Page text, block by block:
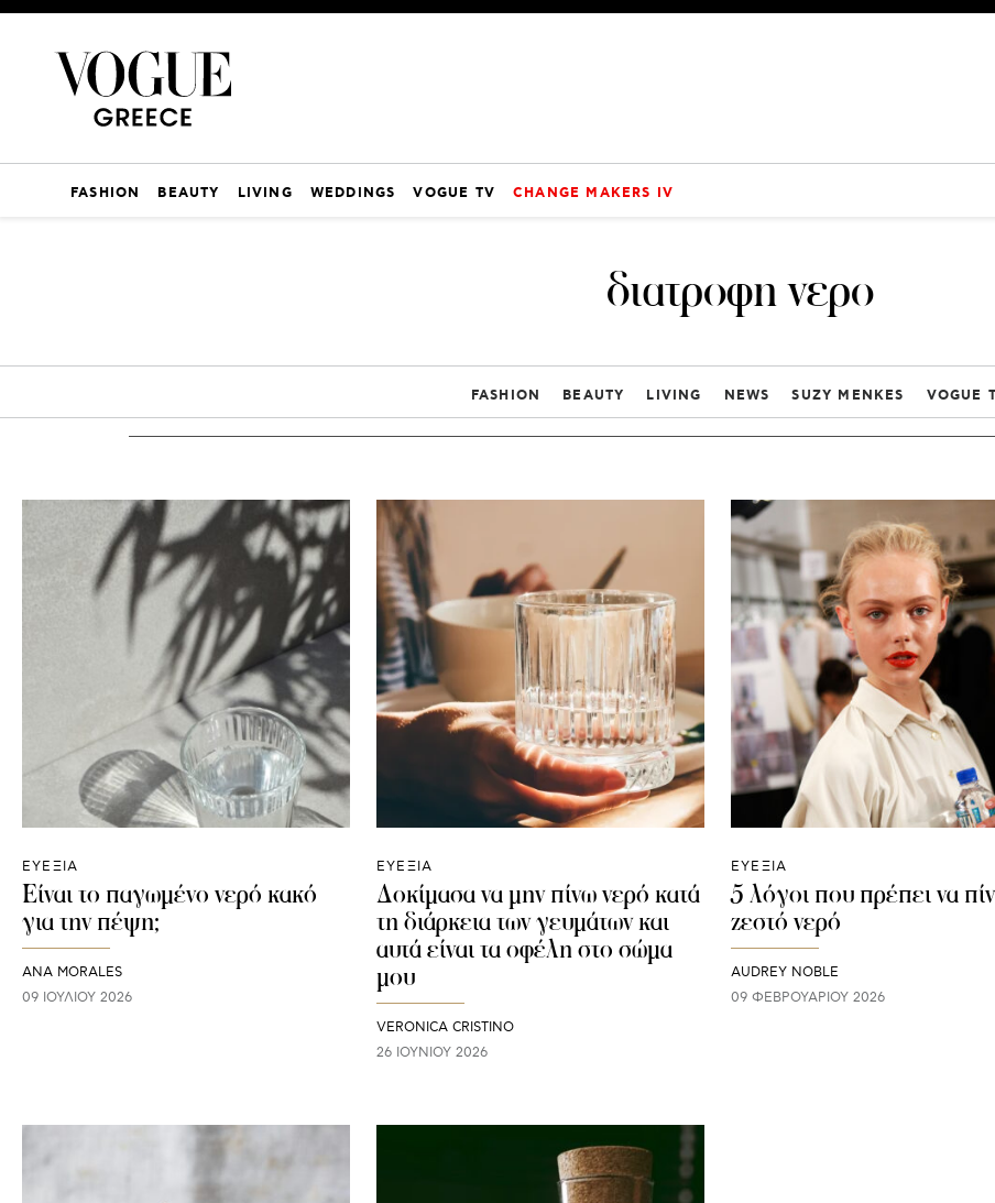
FASHION BEAUTY LIVING WEDDINGS VOGUE TV CHANGE MAKERS IV
διατροφη νερο
FASHION BEAUTY LIVING NEWS SUZY MENKES VOGUE
ΕΥΕΞΙΑ
Είναι το παγωμένο νερό κακό
για την πέψη;
ANA MORALES
09 ΙΟΥΛΊΟΥ 2026
ΕΥΕΞΙΑ
Δοκίμασα να μην πίνω νερό κατά
τη διάρκεια των γευμάτων και
αυτά είναι τα οφέλη στο σώμα
μου
VERONICA CRISTINO
26 ΙΟΥΝΊΟΥ 2026
ΕΥΕΞΙΑ
5 λόγοι που πρέπει να
ζεστό νερό
AUDREY NOBLE
09 ΦΕΒΡΟΥΑΡΊΟΥ 2026